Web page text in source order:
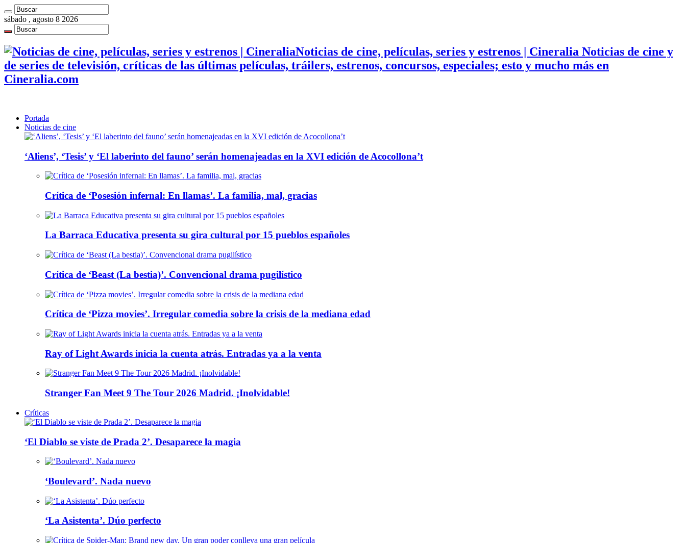
sábado , agosto 8 2026
Noticias de cine, películas, series y estrenos | Cineralia Noticias de cine y
de series de televisión, críticas de las últimas películas, tráilers, estrenos, concursos, especiales; esto y mucho más en
Cineralia.com
Portada
Noticias de cine
‘Aliens’, ‘Tesis’ y ‘El laberinto del fauno’ serán homenajeadas en la XVI edición de Acocollona’t
Crítica de ‘Posesión infernal: En llamas’. La familia, mal, gracias
La Barraca Educativa presenta su gira cultural por 15 pueblos españoles
Crítica de ‘Beast (La bestia)’. Convencional drama pugilístico
Crítica de ‘Pizza movies’. Irregular comedia sobre la crisis de la mediana edad
Ray of Light Awards inicia la cuenta atrás. Entradas ya a la venta
Stranger Fan Meet 9 The Tour 2026 Madrid. ¡Inolvidable!
Críticas
‘El Diablo se viste de Prada 2’. Desaparece la magia
‘Boulevard’. Nada nuevo
‘La Asistenta’. Dúo perfecto